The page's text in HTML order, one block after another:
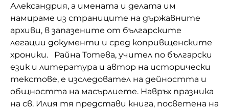
Александрия, а имената и делата им
намираме из страниците на държавните
архиви, в запазените от българските
легации документи и сред копривщенските
хроники. Райна Тотева, учител по български
език и литература и автор на исторически
текстове, е изследовател на дейността и
общността на масърлиете. Навръх празника
на св. Илия тя представи книга, посветена на